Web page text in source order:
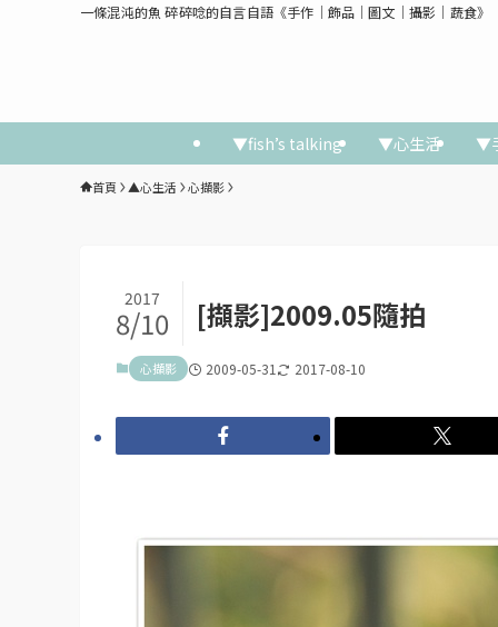
一條混沌的魚 碎碎唸的自言自語《手作│飾品│圖文│攝影│蔬食》
▼fish’s talking ▼心生活 ▼
首頁 ▲心生活 心擷影
[擷影]2009.05隨拍
2017
8/10
心擷影 2009-05-31 2017-08-10